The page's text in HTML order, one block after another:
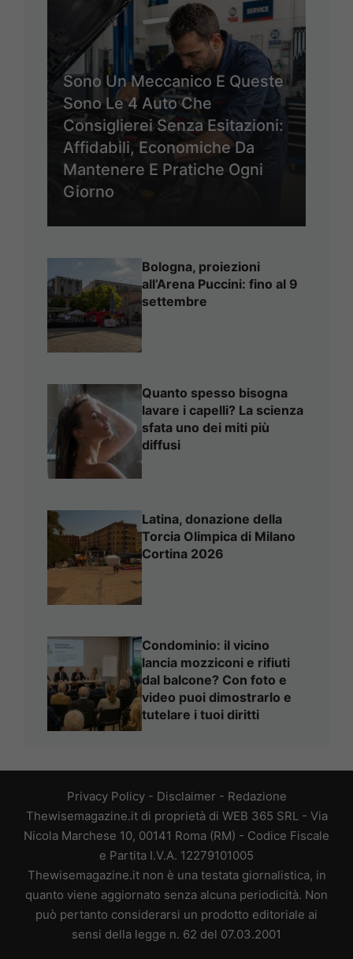
Sono Un Meccanico E Queste
Sono Le 4 Auto Che
Consiglierei Senza Esitazioni:
Affidabili, Economiche Da
Mantenere E Pratiche Ogni
Giorno
Bologna, proiezioni
all’Arena Puccini: fino al 9
settembre
Quanto spesso bisogna
lavare i capelli? La scienza
sfata uno dei miti più
diffusi
Latina, donazione della
Torcia Olimpica di Milano
Cortina 2026
Condominio: il vicino
lancia mozziconi e rifiuti
dal balcone? Con foto e
video puoi dimostrarlo e
tutelare i tuoi diritti
Privacy Policy- Disclaimer - Redazione
Thewisemagazine.it di proprietà di WEB 365 SRL - Via
Nicola Marchese 10, 00141 Roma (RM) - Codice Fiscale
e Partita I.V.A. 12279101005
Thewisemagazine.it non è una testata giornalistica, in
quanto viene aggiornato senza alcuna periodicità. Non
può pertanto considerarsi un prodotto editoriale ai
sensi della legge n. 62 del 07.03.2001